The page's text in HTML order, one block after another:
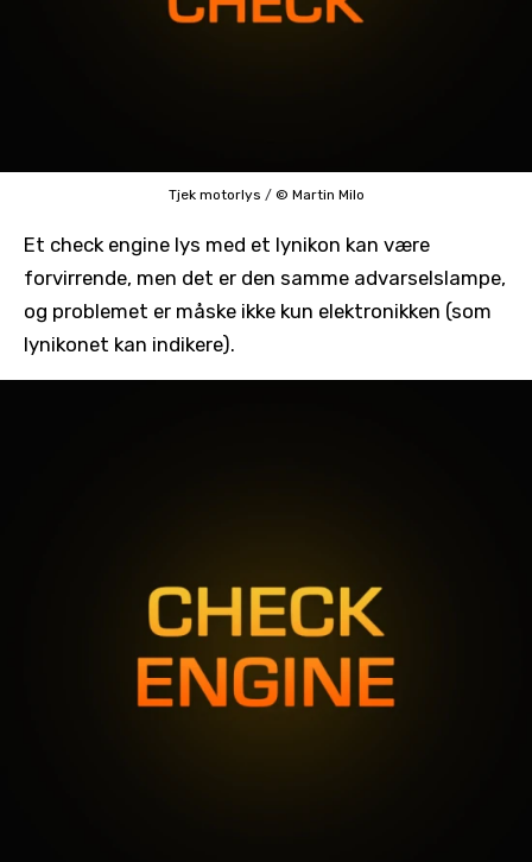
Tjek motorlys / © Martin Milo
Et check engine lys med et lynikon kan være
forvirrende, men det er den samme advarselslampe,
og problemet er måske ikke kun elektronikken (som
lynikonet kan indikere).